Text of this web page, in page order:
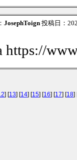
JosephToign 投稿日：
https://
] [13] [14] [15] [16] [17] [18]